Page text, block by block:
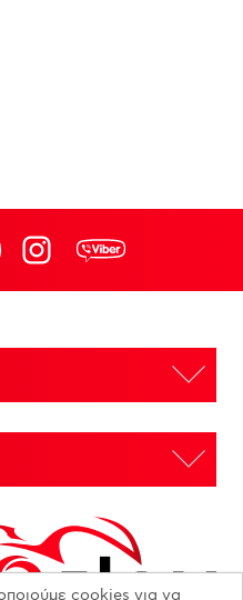
cookies για να